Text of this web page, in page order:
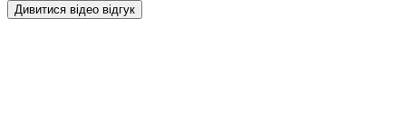
Дивитися відео відгук